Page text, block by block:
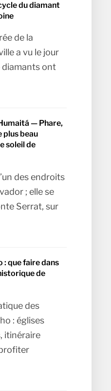
du diamant
de la
a vu le jour
diamants ont
— Phare,
plus beau
soleil de
des endroits
; elle se
Serrat, sur
: que faire dans
de
des
: églises
itinéraire